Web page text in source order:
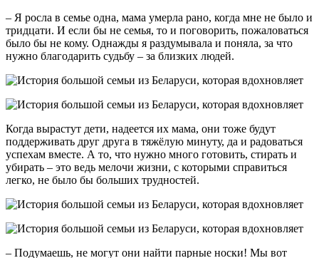
– Я росла в семье одна, мама умерла рано, когда мне не было и
тридцати. И если бы не семья, то и поговорить, пожаловаться
было бы не кому. Однажды я раздумывала и поняла, за что
нужно благодарить судьбу – за близких людей.
Когда вырастут дети, надеется их мама, они тоже будут
поддерживать друг друга в тяжёлую минуту, да и радоваться
успехам вместе. А то, что нужно много готовить, стирать и
уби­рать – это ведь мелочи жизни, с кото­рыми справиться
легко, не было бы больших трудностей.
– Подумаешь, не могут они найти парные носки! Мы вот